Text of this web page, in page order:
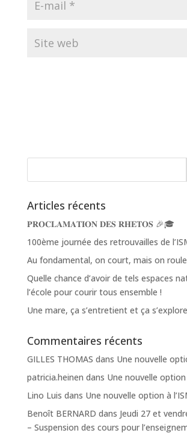
Articles récents
𝐏𝐑𝐎𝐂𝐋𝐀𝐌𝐀𝐓𝐈𝐎𝐍 𝐃𝐄𝐒 𝐑𝐇𝐄𝐓𝐎𝐒 🎉🎓
100ème journée des retrouvailles de
Au fondamental, on court, mais on
Quelle chance d’avoir de tels espaces
l’école pour courir tous ensemble !
Une mare, ça s’entretient et ça
Commentaires récents
GILLES THOMAS dans Une nouvelle
patricia.heinen dans Une nouvelle option
Lino Luis dans Une nouvelle option à
Benoît BERNARD dans Jeudi 27 et
– Suspension des cours pour